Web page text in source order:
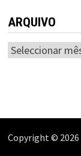
ARQUIVO
ARQUIVO
Copyright © 2026